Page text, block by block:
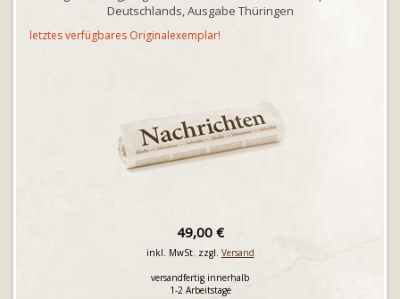
Deutschlands, Ausgabe Thüringen
letztes verfügbares Originalexemplar!
49,00 €
inkl. MwSt. zzgl. Versand
versandfertig innerhalb
1-2 Arbeitstage